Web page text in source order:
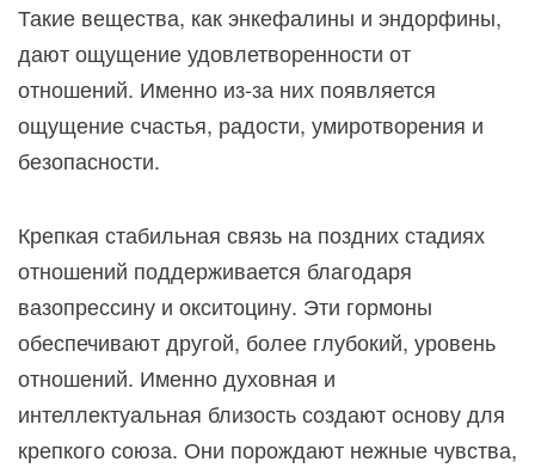
Такие вещества, как энкефалины и эндорфины,
дают ощущение удовлетворенности от
отношений. Именно из-за них появляется
ощущение счастья, радости, умиротворения и
безопасности.
Крепкая стабильная связь на поздних стадиях
отношений поддерживается благодаря
вазопрессину и окситоцину. Эти гормоны
обеспечивают другой, более глубокий, уровень
отношений. Именно духовная и
интеллектуальная близость создают основу для
крепкого союза. Они порождают нежные чувства,